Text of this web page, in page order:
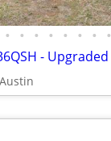
• • • • • • • •
- Upgraded